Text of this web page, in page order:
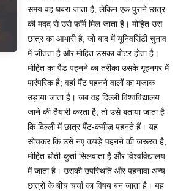
समय वह घबरा जाता है, लेकिन एक पुराने छात्र
की मदद से उसे फॉर्म मिल जाता है। मोहित उस
छात्र का आभारी है, जो बाद में यूनिवर्सिटी चुनाव
में जीतता है और मोहित उसका वोटर होता है।
मोहित का पैड पहनने का तरीका उसके गृहनगर में
पारंपरिक है; वहां पैंट पहनने वालों का मजाक
उड़ाया जाता है। जब वह दिल्ली विश्वविद्यालय
जाने की तैयारी करता है, तो उसे बताया जाता है
कि दिल्ली में छात्र पैंट-कमीज़ पहनते हैं। यह
सोचकर कि उसे नए कपड़े पहनने की जरूरत है,
मोहित धोती-कुर्ता सिलवाता है और विश्वविद्यालय
में जाता है। उसकी उपस्थिति और पहनावा अन्य
छात्रों के बीच चर्चा का विषय बन जाता है। यह